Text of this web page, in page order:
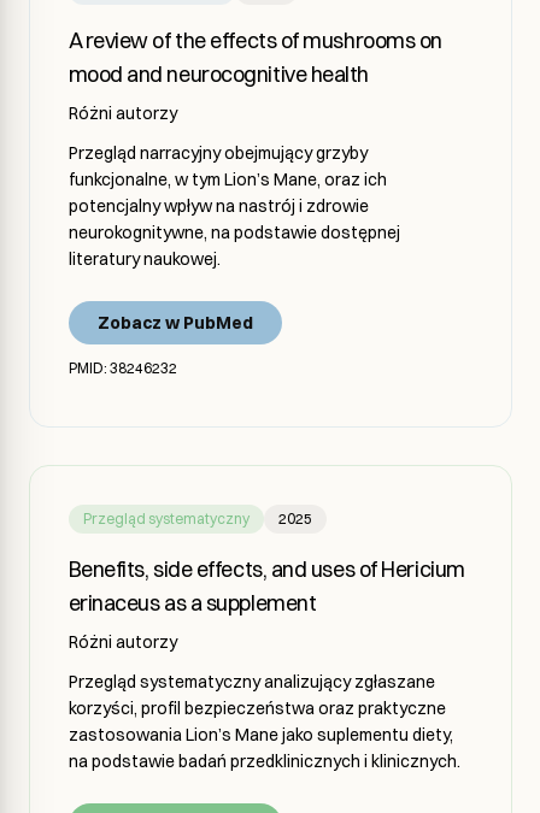
A review of the effects of mushrooms on
mood and neurocognitive health
Różni autorzy
Przegląd narracyjny obejmujący grzyby
funkcjonalne, w tym Lion’s Mane, oraz ich
potencjalny wpływ na nastrój i zdrowie
neurokognitywne, na podstawie dostępnej
literatury naukowej.
Zobacz w PubMed
PMID: 38246232
Przegląd systematyczny 2025
Benefits, side effects, and uses of Hericium
erinaceus as a supplement
Różni autorzy
Przegląd systematyczny analizujący zgłaszane
korzyści, profil bezpieczeństwa oraz praktyczne
zastosowania Lion’s Mane jako suplementu diety,
na podstawie badań przedklinicznych i klinicznych.